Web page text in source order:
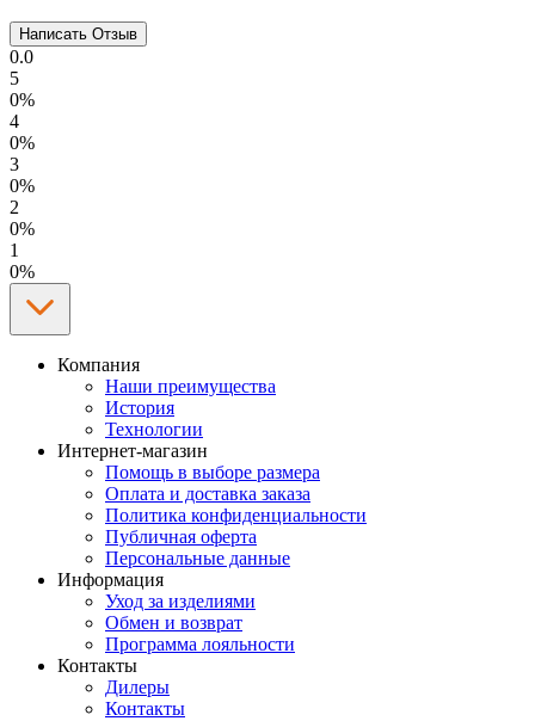
0.0
5
0%
4
0%
3
0%
2
0%
1
0%
Компания
Наши преимущества
История
Технологии
Интернет-магазин
Помощь в выборе размера
Оплата и доставка заказа
Политика конфиденциальности
Публичная оферта
Персональные данные
Информация
Уход за изделиями
Обмен и возврат
Программа лояльности
Контакты
Дилеры
Контакты